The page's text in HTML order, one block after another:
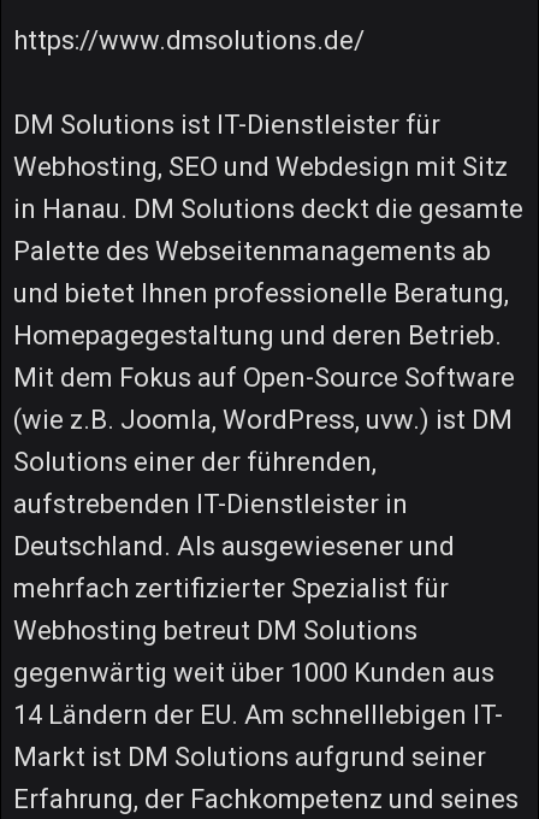
https://www.dmsolutions.de/
DM Solutions ist IT-Dienstleister für
Webhosting, SEO und Webdesign mit Sitz
in Hanau. DM Solutions deckt die gesamte
Palette des Webseitenmanagements ab
und bietet Ihnen professionelle Beratung,
Homepagegestaltung und deren Betrieb.
Mit dem Fokus auf Open-Source Software
(wie z.B. Joomla, WordPress, uvw.) ist DM
Solutions einer der führenden,
aufstrebenden IT-Dienstleister in
Deutschland. Als ausgewiesener und
mehrfach zertifizierter Spezialist für
Webhosting betreut DM Solutions
gegenwärtig weit über 1000 Kunden aus
14 Ländern der EU. Am schnelllebigen IT-
Markt ist DM Solutions aufgrund seiner
Erfahrung, der Fachkompetenz und seines